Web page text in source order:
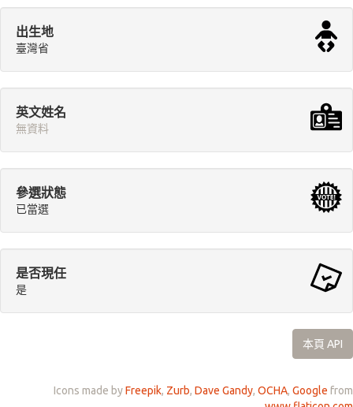
出生地
臺灣省
英文姓名
無資料
參選狀態
已當選
是否現任
是
本頁 API
Icons made byFreepik, Zurb, Dave Gandy, OCHA, Google from